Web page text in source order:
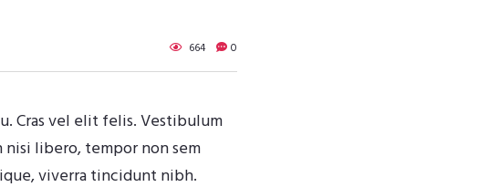
664 0
Cras vel elit felis. Vestibulum
nisi libero, tempor non sem
viverra tincidunt nibh.